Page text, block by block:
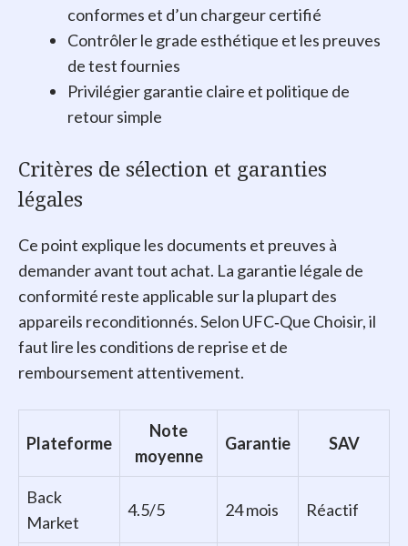
conformes et d’un chargeur certifié
Contrôler le grade esthétique et les preuves
de test fournies
Privilégier garantie claire et politique de
retour simple
Critères de sélection et garanties
légales
Ce point explique les documents et preuves à
demander avant tout achat. La garantie légale de
conformité reste applicable sur la plupart des
appareils reconditionnés. Selon UFC‑Que Choisir, il
faut lire les conditions de reprise et de
remboursement attentivement.
Plateforme
Note
moyenne
Garantie SAV
Back
Market
4.5/5 24 mois Réactif